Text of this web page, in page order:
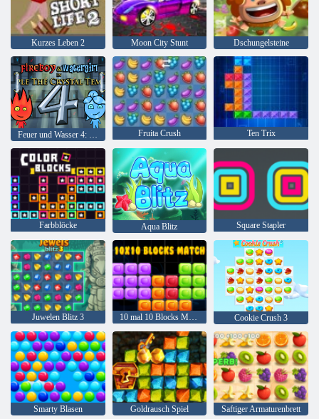
Kurzes Leben 2 Moon City Stunt Dschungelsteine
Fruita Crush Ten Trix
Farbblöcke Aqua Blitz Square Stapler
Juwelen Blitz 3 10 mal 10 Blocks Match Cookie Crush 3
Smarty Blasen Goldrausch Spiel Saftiger Armaturenbrett